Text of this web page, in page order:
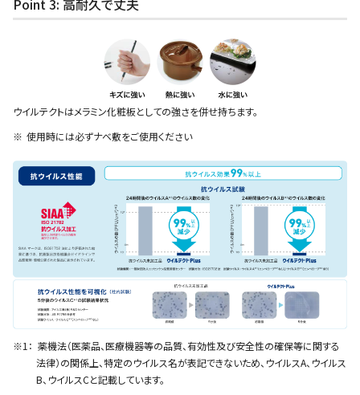
Point 3: 高耐久で丈夫
ウイルテクトはメラミン化粧板としての強さを併せ持ちます。
使用時には必ずナベ敷をご使用ください
薬機法（医薬品、医療機器等の品質、有効性及び安全性の確保等に関する
法律）の関係上、特定のウイルス名が表記できないため、ウイルスA、ウイルス
B、ウイルスCと記載しています。